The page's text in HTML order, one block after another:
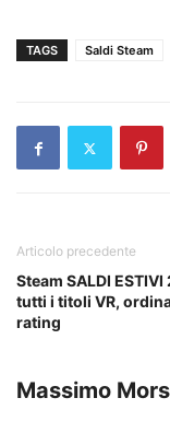
TAGS Saldi Steam
Articolo precedente
Steam SALDI
tutti i titoli VR,
rating
Massimo